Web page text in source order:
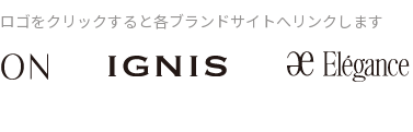
ロゴをクリックすると各ブランドサイトへリンクします